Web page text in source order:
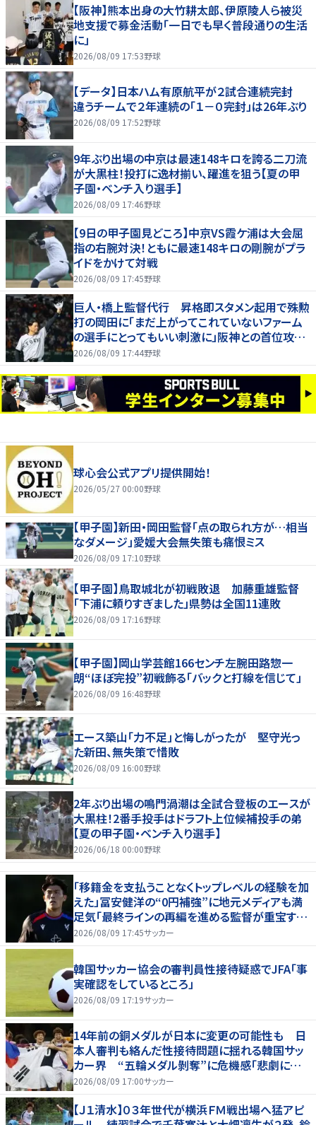
【阪神】熊本出身の大竹耕太郎、伊原陵人ら被災
地支援で募金活動「一日でも早く普段通りの生活
に」
2026/08/09 17:53野球
【データ】日本ハム有原航平が２試合連続完封
違うチームで２年連続の「１－０完封」は26年ぶり
2026/08/09 17:52野球
9年ぶり出場の中京は最速148キロを誇る二刀流
が大黒柱！投打に逸材揃い、躍進を狙う【夏の甲
子園・ベンチ入り選手】
2026/08/09 17:46野球
【9日の甲子園見どころ】中京VS霞ケ浦は大会屈
指の右腕対決！ともに最速148キロの剛腕がプラ
イドをかけて対戦
2026/08/09 17:45野球
巨人・橋上監督代行 昇格即スタメン起用で殊勲
打の岡田に「まだ上がってこれていないファーム
の選手にとってもいい刺激に」阪神との首位攻防
３連戦へ「まずはカード勝ち越しを」
2026/08/09 17:44野球
球心会公式アプリ提供開始！
2026/05/27 00:00野球
【甲子園】新田・岡田監督「点の取られ方が…相当
なダメージ」愛媛大会無失策も痛恨ミス
2026/08/09 17:10野球
【甲子園】鳥取城北が初戦敗退 加藤重雄監督
「下浦に頼りすぎました」県勢は全国11連敗
2026/08/09 17:16野球
【甲子園】岡山学芸館166センチ左腕田路惣一
朗“ほぼ完投”初戦飾る「バックと打線を信じて」
2026/08/09 16:48野球
エース築山「力不足」と悔しがったが 堅守光っ
た新田、無失策で惜敗
2026/08/09 16:00野球
2年ぶり出場の鳴門渦潮は全試合登板のエースが
大黒柱！2番手投手はドラフト上位候補投手の弟
【夏の甲子園・ベンチ入り選手】
2026/06/18 00:00野球
「移籍金を支払うことなくトップレベルの経験を加
えた」冨安健洋の“0円補強”に地元メディアも満
足気「最終ラインの再編を進める監督が重宝する
柔軟性を備えている」
2026/08/09 17:45サッカー
韓国サッカー協会の審判員性接待疑惑でJFA「事
実確認をしているところ」
2026/08/09 17:19サッカー
14年前の銅メダルが日本に変更の可能性も 日
本人審判も絡んだ性接待問題に揺れる韓国サッ
カー界 “五輪メダル剝奪”に危機感「悲劇に見
舞われる」
2026/08/09 17:00サッカー
【Ｊ１清水】０３年世代が横浜ＦＭ戦出場へ猛アピ